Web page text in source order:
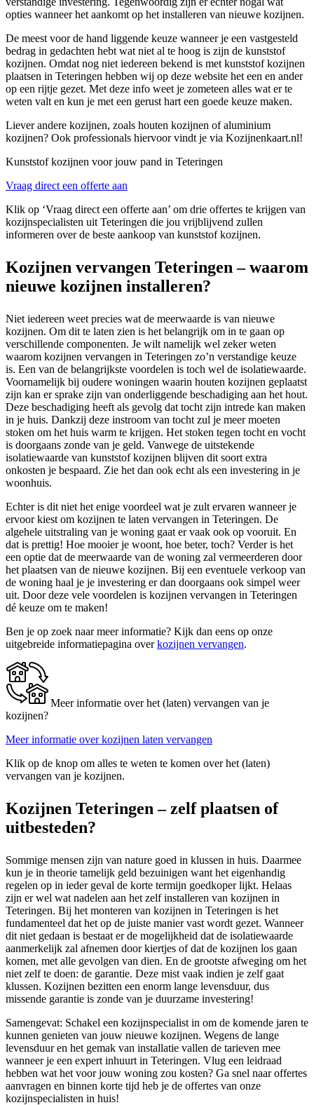
opties wanneer het aankomt op het installeren van nieuwe kozijnen.
De meest voor de hand liggende keuze wanneer je een vastgesteld
bedrag in gedachten hebt wat niet al te hoog is zijn de kunststof
kozijnen. Omdat nog niet iedereen bekend is met kunststof kozijnen
plaatsen in Teteringen hebben wij op deze website het een en ander
op een rijtje gezet. Met deze info weet je zometeen alles wat er te
weten valt en kun je met een gerust hart een goede keuze maken.
Liever andere kozijnen, zoals houten kozijnen of aluminium
kozijnen? Ook professionals hiervoor vindt je via Kozijnenkaart.nl!
Kunststof kozijnen voor jouw pand in Teteringen
Vraag direct een offerte aan
Klik op ‘Vraag direct een offerte aan’ om drie offertes te krijgen van
kozijnspecialisten uit Teteringen die jou vrijblijvend zullen
informeren over de beste aankoop van kunststof kozijnen.
Kozijnen vervangen Teteringen – waarom
nieuwe kozijnen installeren?
Niet iedereen weet precies wat de meerwaarde is van nieuwe
kozijnen. Om dit te laten zien is het belangrijk om in te gaan op
verschillende componenten. Je wilt namelijk wel zeker weten
waarom kozijnen vervangen in Teteringen zo’n verstandige keuze
is. Een van de belangrijkste voordelen is toch wel de isolatiewaarde.
Voornamelijk bij oudere woningen waarin houten kozijnen geplaatst
zijn kan er sprake zijn van onderliggende beschadiging aan het hout.
Deze beschadiging heeft als gevolg dat tocht zijn intrede kan maken
in je huis. Dankzij deze instroom van tocht zul je meer moeten
stoken om het huis warm te krijgen. Het stoken tegen tocht en vocht
is doorgaans zonde van je geld. Vanwege de uitstekende
isolatiewaarde van kunststof kozijnen blijven dit soort extra
onkosten je bespaard. Zie het dan ook echt als een investering in je
woonhuis.
Echter is dit niet het enige voordeel wat je zult ervaren wanneer je
ervoor kiest om kozijnen te laten vervangen in Teteringen. De
algehele uitstraling van je woning gaat er vaak ook op vooruit. En
dat is prettig! Hoe mooier je woont, hoe beter, toch? Verder is het
een optie dat de meerwaarde van de woning zal vermeerderen door
het plaatsen van de nieuwe kozijnen. Bij een eventuele verkoop van
de woning haal je je investering er dan doorgaans ook simpel weer
uit. Door deze vele voordelen is kozijnen vervangen in Teteringen
dé keuze om te maken!
Ben je op zoek naar meer informatie? Kijk dan eens op onze
uitgebreide informatiepagina overkozijnen vervangen.
Meer informatie over het (laten) vervangen van je
kozijnen?
Meer informatie over kozijnen laten vervangen
Klik op de knop om alles te weten te komen over het (laten)
vervangen van je kozijnen.
Kozijnen Teteringen – zelf plaatsen of
uitbesteden?
Sommige mensen zijn van nature goed in klussen in huis. Daarmee
kun je in theorie tamelijk geld bezuinigen want het eigenhandig
regelen op in ieder geval de korte termijn goedkoper lijkt. Helaas
zijn er wel wat nadelen aan het zelf installeren van kozijnen in
Teteringen. Bij het monteren van kozijnen in Teteringen is het
fundamenteel dat het op de juiste manier vast wordt gezet. Wanneer
dit niet gedaan is bestaat er de mogelijkheid dat de isolatiewaarde
aanmerkelijk zal afnemen door kiertjes of dat de kozijnen los gaan
komen, met alle gevolgen van dien. En de grootste afweging om het
niet zelf te doen: de garantie. Deze mist vaak indien je zelf gaat
klussen. Kozijnen bezitten een enorm lange levensduur, dus
missende garantie is zonde van je duurzame investering!
Samengevat: Schakel een kozijnspecialist in om de komende jaren te
kunnen genieten van jouw nieuwe kozijnen. Wegens de lange
levensduur en het gemak van installatie vallen de tarieven mee
wanneer je een expert inhuurt in Teteringen. Vlug een leidraad
hebben wat het voor jouw woning zou kosten? Ga snel naar offertes
aanvragen en binnen korte tijd heb je de offertes van onze
kozijnspecialisten in huis!